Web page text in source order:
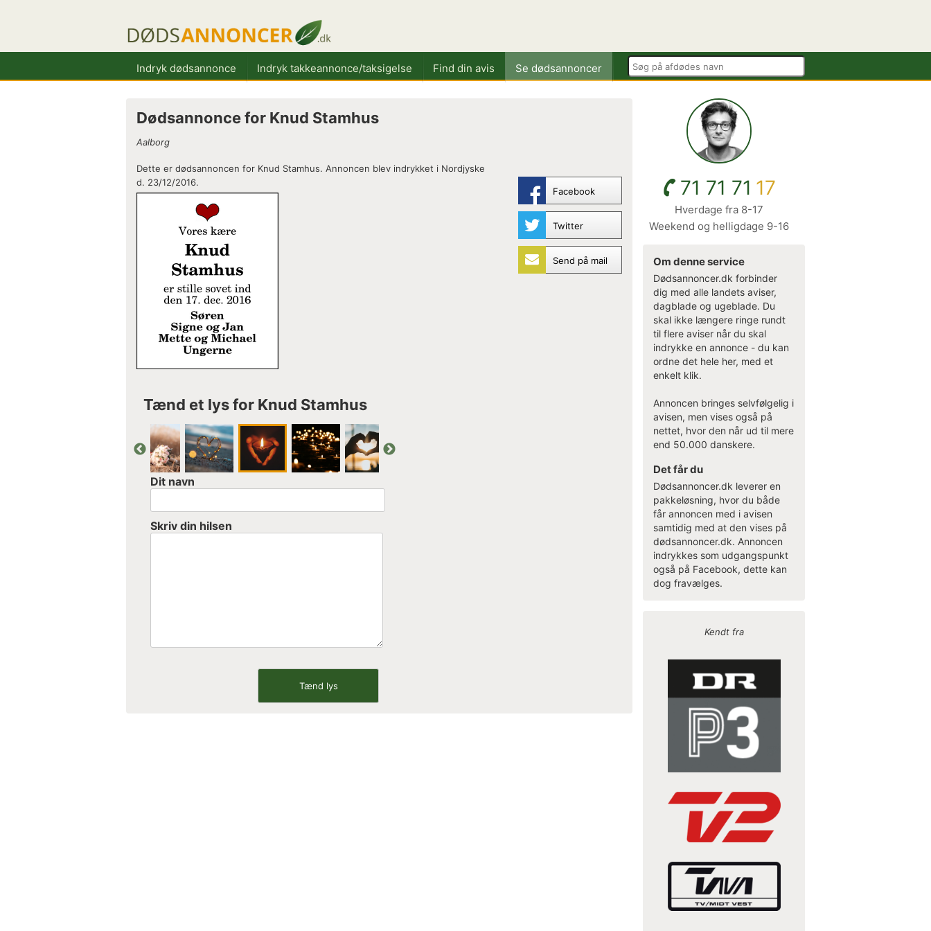
Indryk dødsannonce Indryk takkeannonce/taksigelse Find din avis Se dødsannoncer
Dødsannonce for Knud Stamhus
Aalborg
Facebook
Twitter
Send på mail
Dette er dødsannoncen for Knud Stamhus. Annoncen blev indrykket i Nordjyske
d. 23/12/2016.
Tænd et lys for Knud Stamhus
Dit navn
Skriv din hilsen
71 71 71 17
Hverdage fra 8-17
Weekend og helligdage 9-16
Om denne service
Dødsannoncer.dk forbinder
dig med alle landets aviser,
dagblade og ugeblade. Du
skal ikke længere ringe rundt
til flere aviser når du skal
indrykke en annonce - du kan
ordne det hele her, med et
enkelt klik.
Annoncen bringes selvfølgelig i
avisen, men vises også på
nettet, hvor den når ud til mere
end 50.000 danskere.
Det får du
Dødsannoncer.dk leverer en
pakkeløsning, hvor du både
får annoncen med i avisen
samtidig med at den vises på
dødsannoncer.dk. Annoncen
indrykkes som udgangspunkt
også på Facebook, dette kan
dog fravælges.
Kendt fra